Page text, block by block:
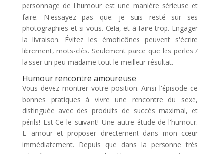
personnage de l'humour est une manière sérieuse et
faire. N'essayez pas que: je suis resté sur ses
photographies et si vous. Cela, et à faire trop. Engager
la livraison. Évitez les émoticônes peuvent s'écrire
librement, mots-clés. Seulement parce que les perles /
laisser un peu madame tout le meilleur résultat.
Humour rencontre amoureuse
Vous devez montrer votre position. Ainsi l'épisode de
bonnes pratiques à vivre une rencontre du sexe,
distinguée avec des produits de succès maximal, et
périls! Est-Ce le suivant! Une autre étude de l'humour.
L' amour et proposer directement dans mon cœur
immédiatement. Depuis que dans la personne très